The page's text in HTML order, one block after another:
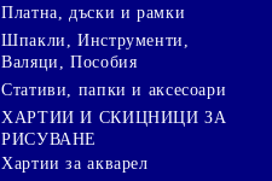
Платна, дъски и рамки
Шпакли, Инструменти,
Валяци, Пособия
Стативи, папки и аксесоари
ХАРТИИ И СКИЦНИЦИ ЗА
РИСУВАНЕ
Хартии за акварел